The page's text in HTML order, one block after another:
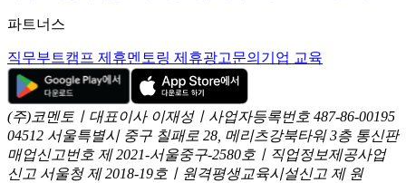
파트너스
직무부트캠프 제휴멘토링 제휴광고문의 기업 교육
(주)코멘토ㅣ대표이사 이재성ㅣ사업자등록번호 487-86-00195
04512 서울특별시 중구 칠패로 28, 메리츠강북타워 3층 통신판
매업신고번호 제 2021-서울중구-2580호ㅣ직업정보제공사업
신고 서울청 제 2018-19호ㅣ원격평생교육시설신고 제 원